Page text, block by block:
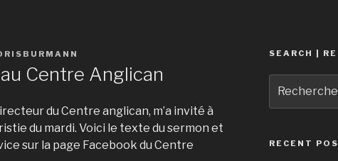
Centre Anglican
du Centre anglican, m’a invité à
du mardi. Voici le texte du sermon et
sur la page Facebook du Centre
SEARCH |
pour
:
RECENT